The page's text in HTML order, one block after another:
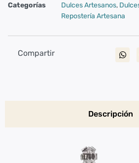
Categorías Dulces Artesanos,
Repostería Artesana
Compartir
Descripción